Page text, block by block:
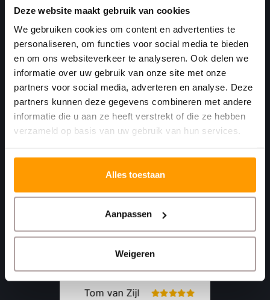
Deze website maakt gebruik van cookies
We gebruiken cookies om content en advertenties te
personaliseren, om functies voor social media te bieden
en om ons websiteverkeer te analyseren. Ook delen we
informatie over uw gebruik van onze site met onze
partners voor social media, adverteren en analyse. Deze
partners kunnen deze gegevens combineren met andere
informatie die u aan ze heeft verstrekt of die ze hebben
verzameld op basis van uw gebruik van hun services.
Alles toestaan
Aanpassen
Weigeren
Print. Plak. Klaar. Met een partner die met je
meedenkt.
Havenkant 6
4781 AA
Moerdijk Nederland
+31 (0)168 416 513
info@euro-label.nl